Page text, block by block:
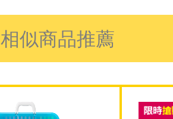
相似商品推薦